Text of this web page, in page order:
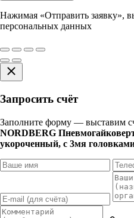
Нажимая «Отправить заявку»,
персональных данных
Запросить счёт
Заполните форму — выставим
NORDBERG
укороченный, с 3мя